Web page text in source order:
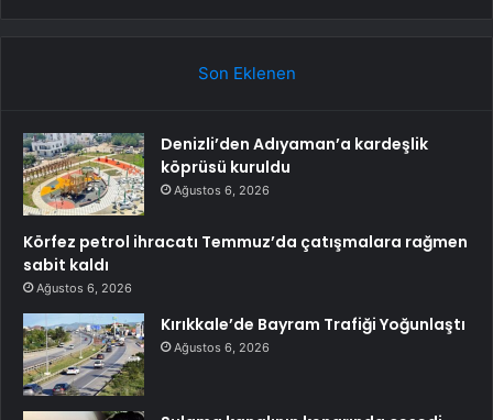
Son Eklenen
Denizli’den Adıyaman’a kardeşlik
köprüsü kuruldu
Ağustos 6, 2026
Körfez petrol ihracatı Temmuz’da çatışmalara rağmen
sabit kaldı
Ağustos 6, 2026
Kırıkkale’de Bayram Trafiği Yoğunlaştı
Ağustos 6, 2026